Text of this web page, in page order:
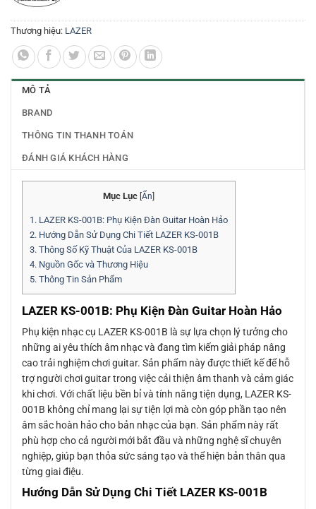
Thương hiệu: LAZER
MÔ TẢ
BRAND
THÔNG TIN THANH TOÁN
ĐÁNH GIÁ KHÁCH HÀNG
Mục Lục [Ẩn]
1. LAZER KS-001B: Phụ Kiện Đàn Guitar Hoàn Hảo
2. Hướng Dẫn Sử Dụng Chi Tiết LAZER KS-001B
3. Thông Số Kỹ Thuật Của LAZER KS-001B
4. Nguồn Gốc và Thương Hiệu
5. Thông Tin Sản Phẩm
LAZER KS-001B: Phụ Kiện Đàn Guitar Hoàn Hảo
Phụ kiện nhạc cụ LAZER KS-001B là sự lựa chọn lý tưởng cho
những ai yêu thích âm nhạc và đang tìm kiếm giải pháp nâng
cao trải nghiệm chơi guitar. Sản phẩm này được thiết kế để hỗ
trợ người chơi guitar trong việc cải thiện âm thanh và cảm giác
khi chơi. Với chất liệu bền bỉ và tính năng tiện dụng, LAZER KS-
001B không chỉ mang lại sự tiện lợi mà còn góp phần tạo nên
âm sắc hoàn hảo cho bản nhạc của bạn. Sản phẩm này rất
phù hợp cho cả người mới bắt đầu và những nghệ sĩ chuyên
nghiệp, giúp bạn thỏa sức sáng tạo và thể hiện bản thân qua
từng giai điệu.
Hướng Dẫn Sử Dụng Chi Tiết LAZER KS-001B